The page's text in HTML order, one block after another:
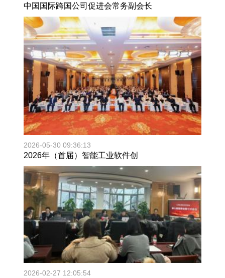
中国国际跨国公司促进会常务副会长
2026-05-30 09:36:13
2026年（首届）智能工业软件创
2026-02-27 12:05:54